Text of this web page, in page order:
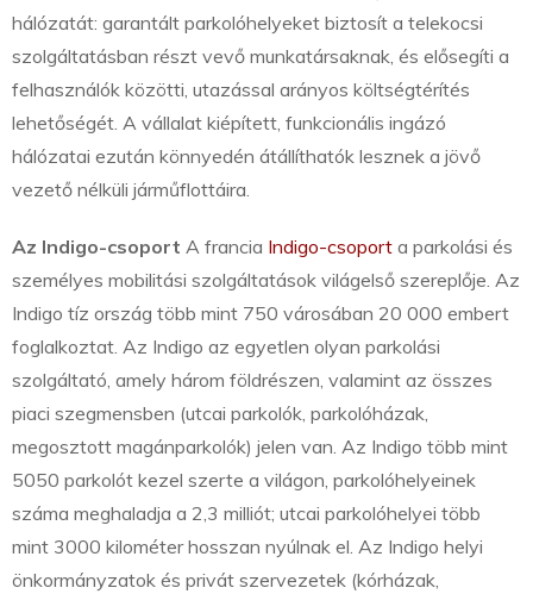
hálózatát: garantált parkolóhelyeket biztosít a telekocsi
szolgáltatásban részt vevő munkatársaknak, és elősegíti a
felhasználók közötti, utazással arányos költségtérítés
lehetőségét. A vállalat kiépített, funkcionális ingázó
hálózatai ezután könnyedén átállíthatók lesznek a jövő
vezető nélküli járműflottáira.
Az Indigo-csoport A francia Indigo-csoport a parkolási és
személyes mobilitási szolgáltatások világelső szereplője. Az
Indigo tíz ország több mint 750 városában 20 000 embert
foglalkoztat. Az Indigo az egyetlen olyan parkolási
szolgáltató, amely három földrészen, valamint az összes
piaci szegmensben (utcai parkolók, parkolóházak,
megosztott magánparkolók) jelen van. Az Indigo több mint
5050 parkolót kezel szerte a világon, parkolóhelyeinek
száma meghaladja a 2,3 milliót; utcai parkolóhelyei több
mint 3000 kilométer hosszan nyúlnak el. Az Indigo helyi
önkormányzatok és privát szervezetek (kórházak,